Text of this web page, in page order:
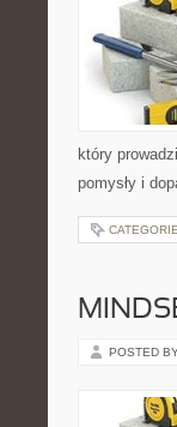
który
pomysły i
POSTED